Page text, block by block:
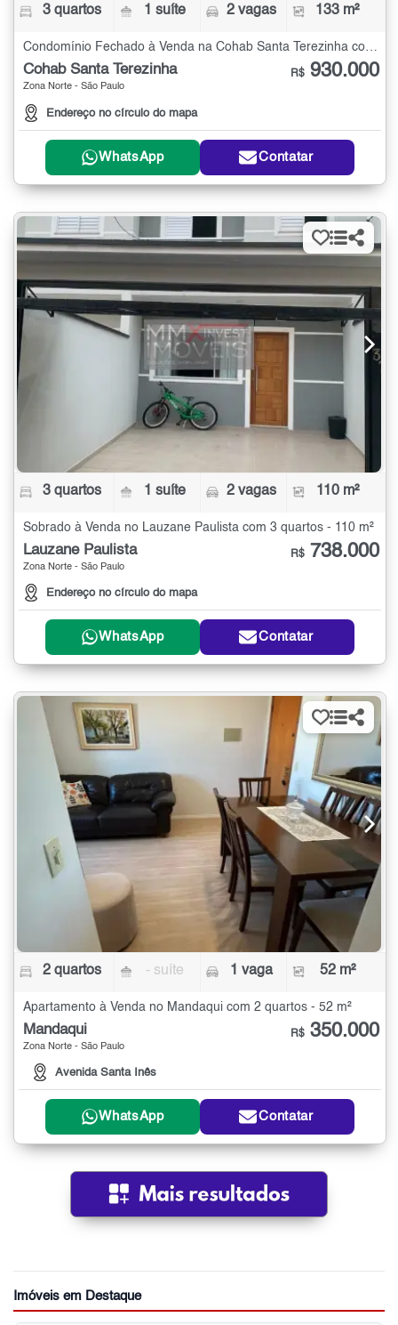
3 quartos 1 suíte 2 vagas 133 m²
Condomínio Fechado à Venda na Cohab Santa Terezinha com 3 quartos - 133 m²
Cohab Santa Terezinha
Zona Norte - São Paulo
Endereço no círculo do mapa
R$ 930.000
WhatsApp Contatar
3 quartos 1 suíte 2 vagas 110 m²
Sobrado à Venda no Lauzane Paulista com 3 quartos - 110 m²
Lauzane Paulista
Zona Norte - São Paulo
Endereço no círculo do mapa
R$ 738.000
WhatsApp Contatar
2 quartos - suíte 1 vaga 52 m²
Apartamento à Venda no Mandaqui com 2 quartos - 52 m²
Mandaqui
Zona Norte - São Paulo
Avenida Santa Inês
R$ 350.000
WhatsApp Contatar
Imóveis em Destaque